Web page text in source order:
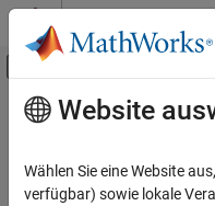
Weiter zum Inhalt
Umschaltung
Startseite der Dokumentation
Hauptinhalt
Event Receive
Convert input event to
Website
Wählen Sie eine Website
verfügbar) sowie lokale